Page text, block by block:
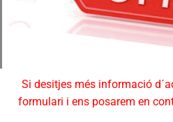
Si desitjes més informació
formulari i ens posarem en